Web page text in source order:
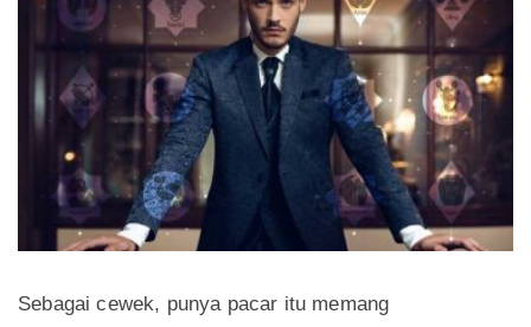
Sebagai cewek, punya pacar itu memang